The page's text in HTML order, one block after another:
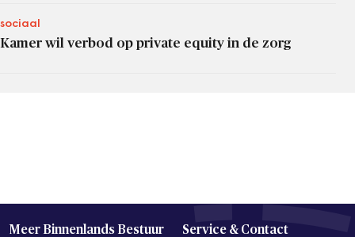
sociaal
Kamer wil verbod op private equity in de zorg
Meer Binnenlands Bestuur Service & Contact